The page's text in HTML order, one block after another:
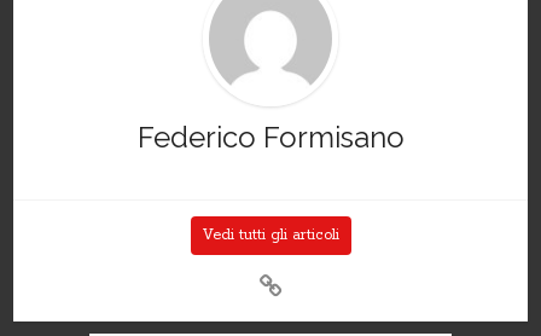
Federico Formisano
Vedi tutti gli articoli